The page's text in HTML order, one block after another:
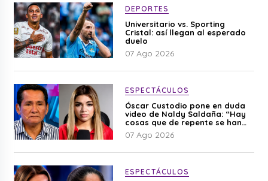
DEPORTES
Universitario vs. Sporting
Cristal: así llegan al esperado
duelo
07 Ago 2026
ESPECTÁCULOS
Óscar Custodio pone en duda
video de Naldy Saldaña: “Hay
cosas que de repente se han
editado”
07 Ago 2026
ESPECTÁCULOS